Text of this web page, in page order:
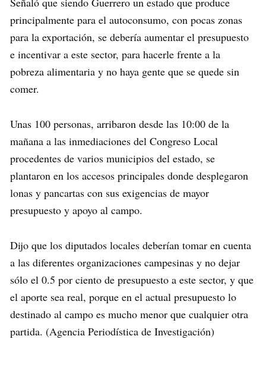
principalmente para el autoconsumo, con pocas zonas
para la exportación, se debería aumentar el presupuesto
e incentivar a este sector, para hacerle frente a la
pobreza alimentaria y no haya gente que se quede sin
comer.
Unas 100 personas, arribaron desde las 10:00 de la
mañana a las inmediaciones del Congreso Local
procedentes de varios municipios del estado, se
plantaron en los accesos principales donde desplegaron
lonas y pancartas con sus exigencias de mayor
presupuesto y apoyo al campo.
Dijo que los diputados locales deberían tomar en cuenta
a las diferentes organizaciones campesinas y no dejar
sólo el 0.5 por ciento de presupuesto a este sector, y que
el aporte sea real, porque en el actual presupuesto lo
destinado al campo es mucho menor que cualquier otra
partida. (Agencia Periodística de Investigación)